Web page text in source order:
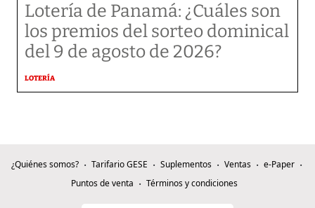
Lotería de Panamá: ¿Cuáles son
los premios del sorteo dominical
del 9 de agosto de 2026?
LOTERÍA
¿Quiénes somos? Tarifario GESE Suplementos Ventas
e-Paper
Puntos de venta
Términos y condiciones